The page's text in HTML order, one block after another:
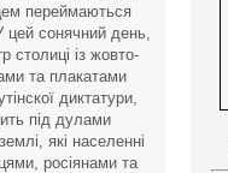
переймаються
цей сонячний день,
столиці із жовто-
та плакатами
диктатури,
під дулами
які населенні
росіянами та